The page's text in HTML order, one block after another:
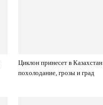
Циклон принесет в Казахстан
похолодание, грозы и град